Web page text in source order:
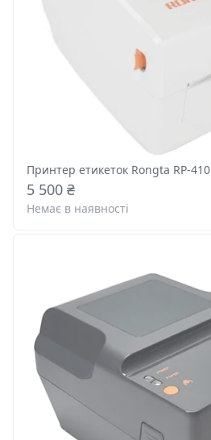
Принтер етикеток Rongta RP-410
5 500 ₴
Немає в наявності